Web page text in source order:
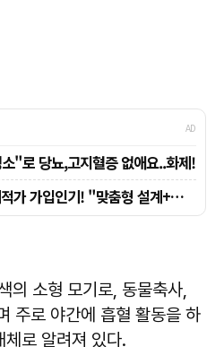
의 소형 모기로, 동물축사,
주로 야간에 흡혈 활동을 하
로 알려져 있다.